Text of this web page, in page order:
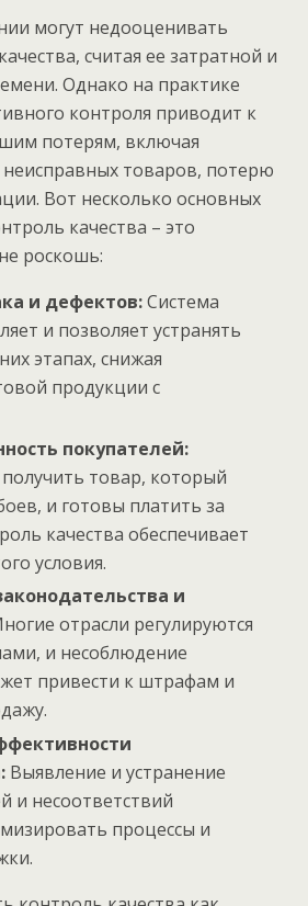
могут недооценивать
считая ее затратной и
Однако на практике
контроля приводит к
потерям, включая
товаров, потерю
Вот несколько основных
качества – это
роскошь:
и дефектов:Система
и позволяет устранять
этапах, снижая
продукции с
покупателей:
товар, который
и готовы платить за
качества обеспечивает
условия.
и
отрасли регулируются
и несоблюдение
привести к штрафам и
Выявление и устранение
и несоответствий
процессы и